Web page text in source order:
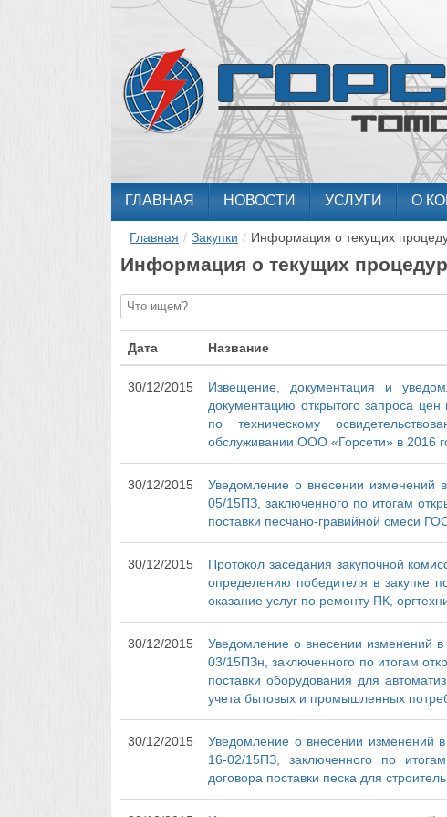
ГЛАВНАЯ НОВОСТИ УСЛУГИ О
Главная / Закупки / Информация о текущих
Информация о текущих
Дата Название
30/12/2015
Извещение, документация и
документацию открытого запроса
по техническому
обслуживании ООО «Горсети» в 2016
30/12/2015
Уведомление о внесении изменений
05/15ПЗ, заключенного по итогам
поставки песчано-гравийной смеси
30/12/2015
Протокол заседания закупочной
определению победителя в закупке
оказание услуг по ремонту ПК,
30/12/2015
Уведомление о внесении изменений
03/15ПЗн, заключенного по итогам
поставки оборудования для
учета бытовых и промышленных
30/12/2015
Уведомление о внесении изменений
16-02/15ПЗ, заключенного по
договора поставки песка для